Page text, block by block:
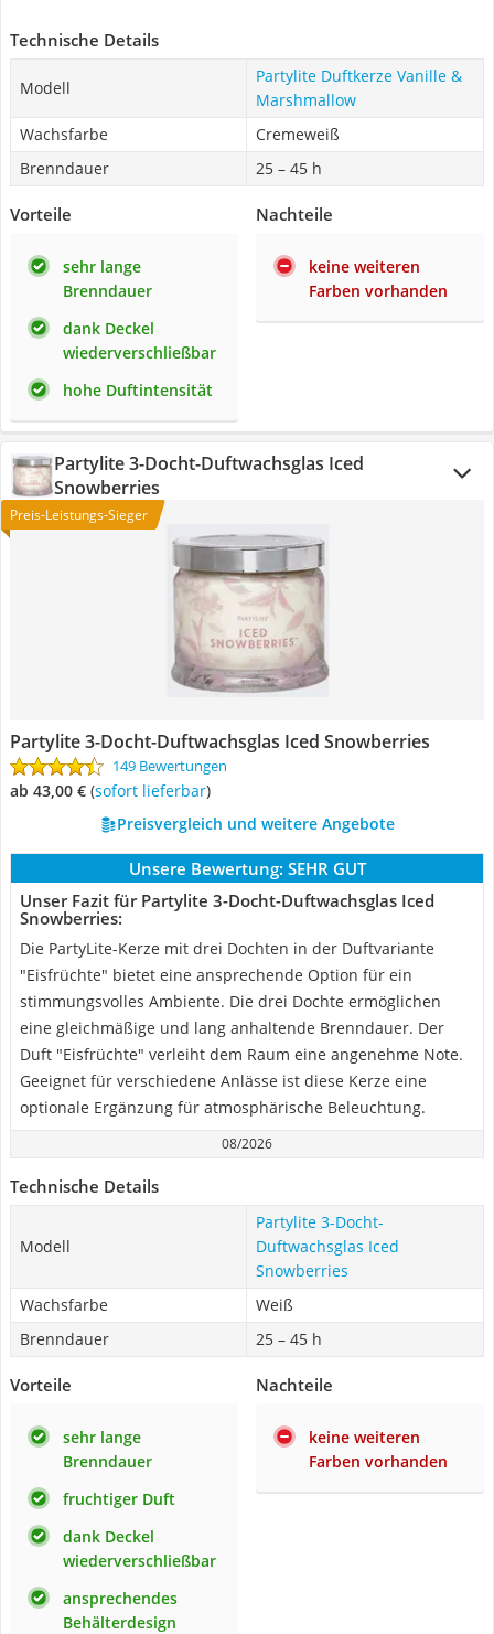
Technische Details
Modell
Partylite Duftkerze Vanille &
Marshmallow
Wachsfarbe
Cremeweiß
Brenndauer
25 – 45 h
Vorteile
sehr lange
Brenndauer
dank Deckel
wiederverschließbar
hohe Duftintensität
Nachteile
keine weiteren
Farben vorhanden
Partylite 3-Docht-Duftwachsglas Iced
Snowberries
Preis-Leistungs-Sieger
Partylite 3-Docht-Duftwachsglas Iced Snowberries
149 Bewertungen
ab 43,00 € ( Sofort lieferbar)
Preisvergleich und weitere Angebote
Unsere Bewertung: SEHR GUT
Unser Fazit für Partylite 3-Docht-Duftwachsglas Iced
Snowberries:
Die PartyLite-Kerze mit drei Dochten in der Duftvariante
"Eisfrüchte" bietet eine ansprechende Option für ein
stimmungsvolles Ambiente. Die drei Dochte ermöglichen
eine gleichmäßige und lang anhaltende Brenndauer. Der
Duft "Eisfrüchte" verleiht dem Raum eine angenehme Note.
Geeignet für verschiedene Anlässe ist diese Kerze eine
optionale Ergänzung für atmosphärische Beleuchtung.
08/2026
Technische Details
Modell
Partylite 3-Docht-
Duftwachsglas Iced
Snowberries
Wachsfarbe
Weiß
Brenndauer
25 – 45 h
Vorteile
sehr lange
Brenndauer
fruchtiger Duft
dank Deckel
wiederverschließbar
ansprechendes
Behälterdesign
Nachteile
keine weiteren
Farben vorhanden